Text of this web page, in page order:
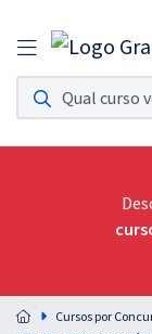
Assinatura
Acesso a todos os
Assinatura
Acesso ilimitado a
Residências
Preparação
residências em
Cursos por